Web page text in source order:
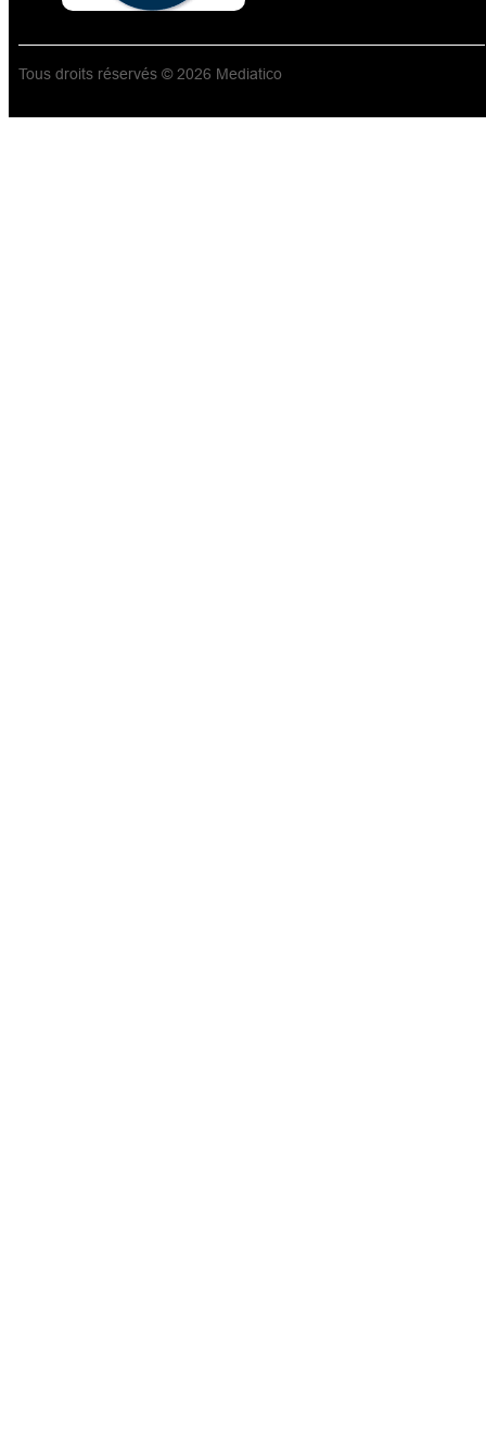
Tous droits réservés © 2026 Mediatico